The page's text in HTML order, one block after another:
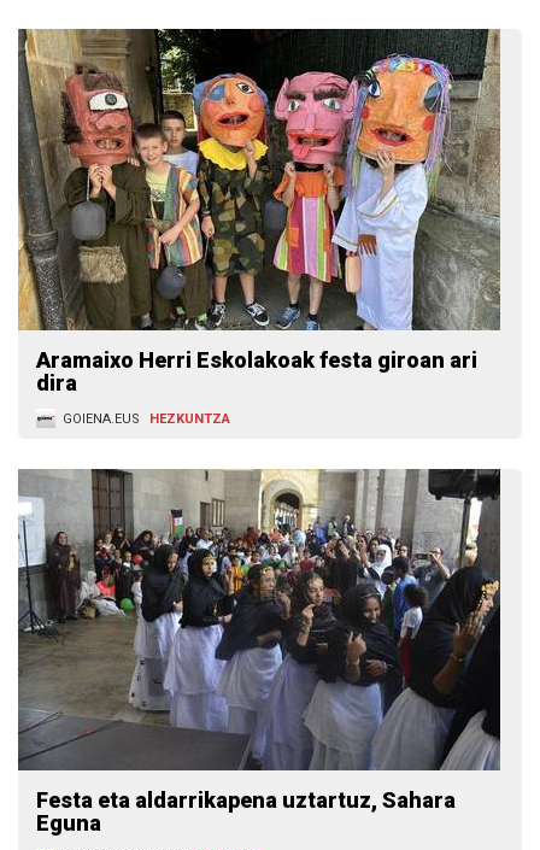
Aramaixo Herri Eskolakoak festa giroan ari
dira
GOIENA.EUS HEZKUNTZA
Festa eta aldarrikapena uztartuz, Sahara
Eguna